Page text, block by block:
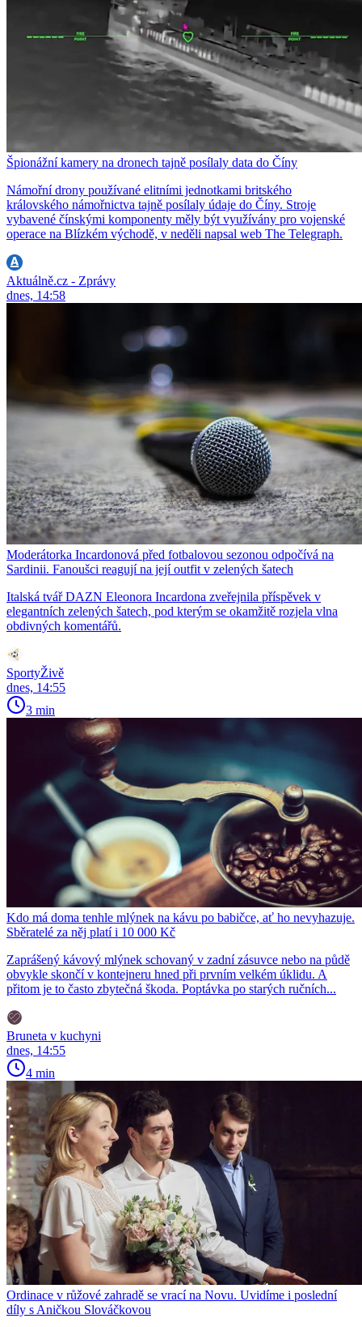
Špionážní kamery na dronech tajně posílaly data do Číny
Námořní drony používané elitními jednotkami britského
královského námořnictva tajně posílaly údaje do Číny. Stroje
vybavené čínskými komponenty měly být využívány pro vojenské
operace na Blízkém východě, v neděli napsal web The Telegraph.
Aktuálně.cz - Zprávy
dnes, 14:58
Moderátorka Incardonová před fotbalovou sezonou odpočívá na
Sardinii. Fanoušci reagují na její outfit v zelených šatech
Italská tvář DAZN Eleonora Incardona zveřejnila příspěvek v
elegantních zelených šatech, pod kterým se okamžitě rozjela vlna
obdivných komentářů.
SportyŽivě
dnes, 14:55
3 min
Kdo má doma tenhle mlýnek na kávu po babičce, ať ho nevyhazuje.
Sběratelé za něj platí i 10 000 Kč
Zaprášený kávový mlýnek schovaný v zadní zásuvce nebo na půdě
obvykle skončí v kontejneru hned při prvním velkém úklidu. A
přitom je to často zbytečná škoda. Poptávka po starých ručních...
Bruneta v kuchyni
dnes, 14:55
4 min
Ordinace v růžové zahradě se vrací na Novu. Uvidíme i poslední
díly s Aničkou Slováčkovou